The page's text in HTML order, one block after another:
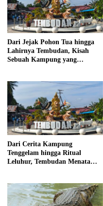
Dari Jejak Pohon Tua hingga
Lahirnya Tembudan, Kisah
Sebuah Kampung yang
Dari Cerita Kampung
Tenggelam hingga Ritual
Leluhur, Tembudan Menata